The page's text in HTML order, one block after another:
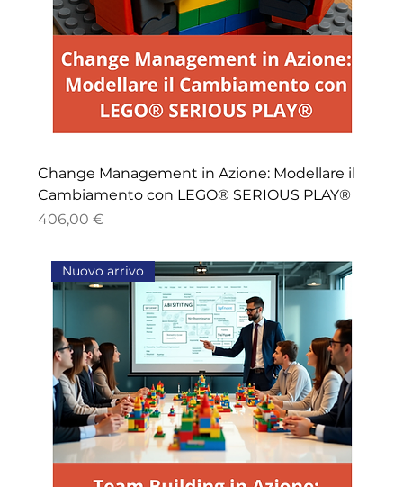
Change Management in Azione: Modellare il
Cambiamento con LEGO® SERIOUS PLAY®
Price
406,00 €
Nuovo arrivo